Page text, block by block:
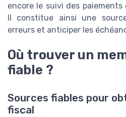
encore le suivi des paiements
Il constitue ainsi une
erreurs et anticiper les
Où trouver un
fiable ?
Sources fiables pour
fiscal